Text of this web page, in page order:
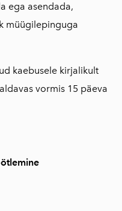
ega asendada,
müügilepinguga
kaebusele kirjalikult
vormis 15 päeva